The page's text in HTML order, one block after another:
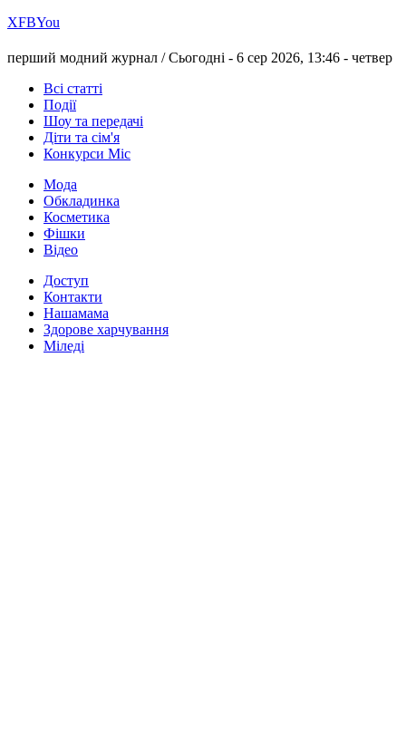
ХFBYou
перший модний журнал /Сьогодні - 6 сер 2026, 13:46 - четвер
Всі статті
Події
Шоу та передачі
Діти та сім'я
Конкурси Міс
Мода
Обкладинка
Косметика
Фішки
Відео
Доступ
Контакти
Нашамама
Здорове харчування
Міледі